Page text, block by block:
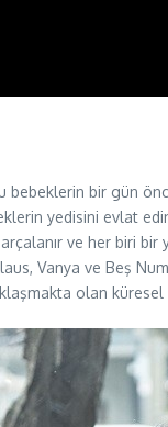
bebeklerin bir
yedisini evlat
ve her biri
Vanya ve Beş
olan